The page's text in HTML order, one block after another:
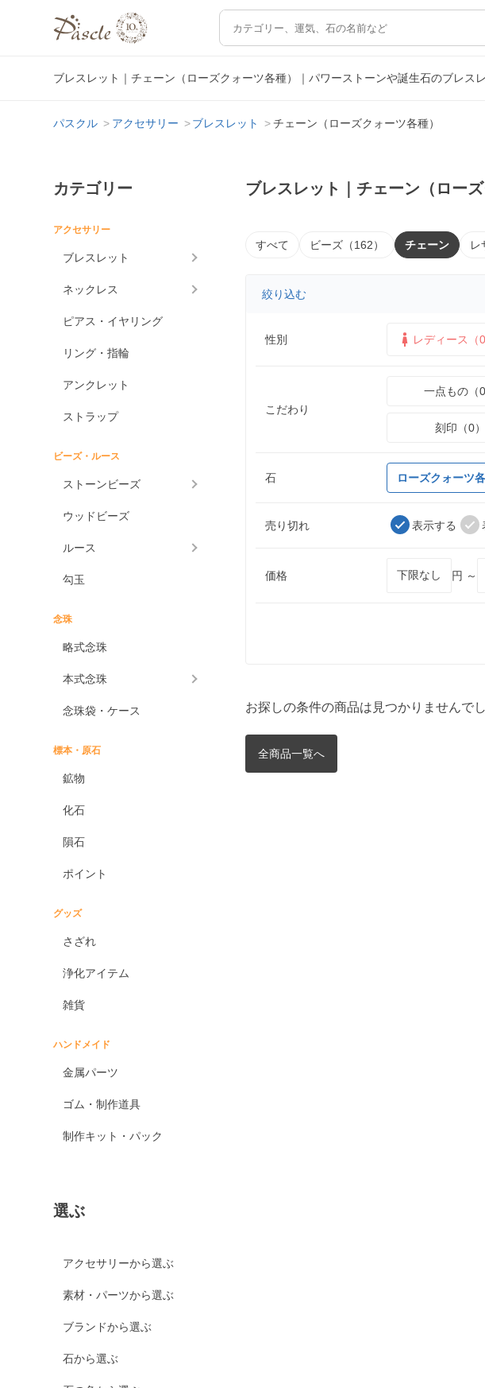
ブレスレット｜チェーン（ローズクォーツ各種）｜パワーストーンや誕生石のブレス
パスクル アクセサリー ブレスレット チェーン（ローズクォーツ各種）
カテゴリー
アクセサリー
ブレスレット
ネックレス
ピアス・イヤリング
リング・指輪
アンクレット
ストラップ
ビーズ・ルース
ストーンビーズ
ウッドビーズ
ルース
勾玉
念珠
略式念珠
本式念珠
念珠袋・ケース
標本・原石
鉱物
化石
隕石
ポイント
グッズ
さざれ
浄化アイテム
雑貨
ハンドメイド
金属パーツ
ゴム・制作道具
制作キット・パック
選ぶ
アクセサリーから選ぶ
素材・パーツから選ぶ
ブランドから選ぶ
石から選ぶ
ブレスレット｜チェーン（ローズ
すべて ビーズ（162） チェーン レ
絞り込む
性別 レディース（0
こだわり
一点もの（0
刻印（0）
石 ローズクォーツ
売り切れ 表示する
価格 円 ～
お探しの条件の商品は見つかりませんで
全商品一覧へ